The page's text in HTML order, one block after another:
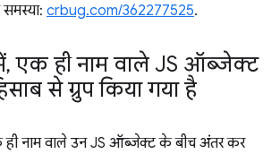
crbug.com/362277525.
, एक ही नाम वाले JS ऑब्जेक्ट
से ग्रुप किया गया है
नाम वाले उन JS ऑब्जेक्ट के बीच अंतर कर